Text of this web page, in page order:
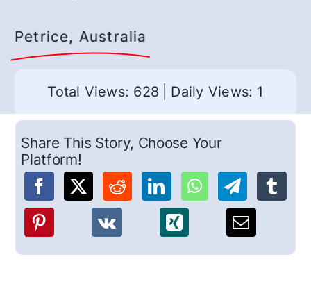
Petrice, Australia
Total Views: 628 Daily Views: 1
Share This Story, Choose Your
Platform!